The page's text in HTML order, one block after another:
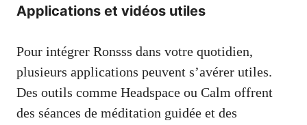
Applications et vidéos utiles
Pour intégrer Ronsss dans votre quotidien,
plusieurs applications peuvent s’avérer utiles.
Des outils comme Headspace ou Calm offrent
des séances de méditation guidée et des